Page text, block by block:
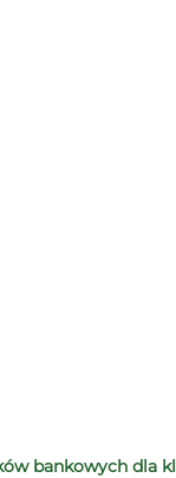
bankowych dla